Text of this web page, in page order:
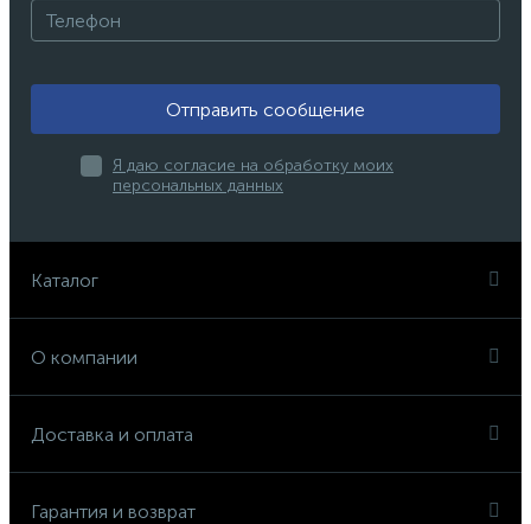
Отправить сообщение
Я даю согласие на обработку моих
персональных данных
Каталог
О компании
Доставка и оплата
Гарантия и возврат